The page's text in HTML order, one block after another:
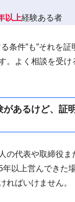
以上経験ある者
条件”も”それを証
。よく相談を受け
があるけど、証
の代表や取締役ま
年以上営んできた場
ればいけません。